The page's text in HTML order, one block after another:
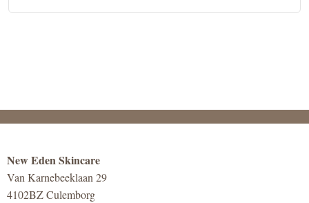
New Eden Skincare
Van Karnebeeklaan 29
4102BZ Culemborg